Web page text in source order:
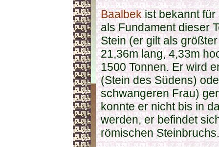
Baalbekist bekannt für
als Fundament dieser
Stein (er gilt als
21,36m lang, 4,33m
1500 Tonnen. Er wird
(Stein des Südens)
schwangeren Frau)
konnte er nicht bis in
werden, er befindet
römischen Steinbruchs.